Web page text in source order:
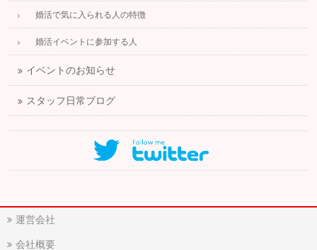
婚活で気に入られる人の特徴
婚活イベントに参加する人
イベントのお知らせ
スタッフ日常ブログ
運営会社
会社概要